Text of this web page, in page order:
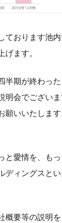
ております池
ます。
期が終わっ
明会でござい
いいたしま
愛情を、も
ィングスと
要等の説明